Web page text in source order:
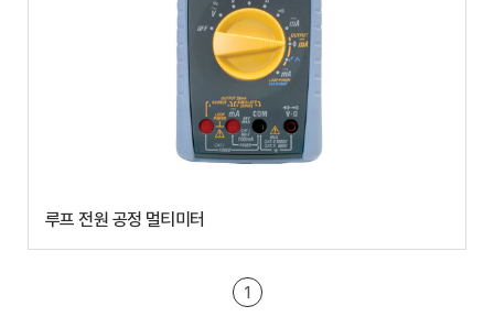
루프 전원 공정 멀티미터
1